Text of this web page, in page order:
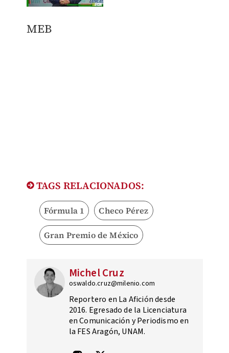
​MEB
TAGS RELACIONADOS:
Fórmula 1 Checo Pérez
Gran Premio de México
Michel Cruz
oswaldo.cruz@milenio.com
Reportero en La Afición desde
2016. Egresado de la Licenciatura
en Comunicación y Periodismo en
la FES Aragón, UNAM.